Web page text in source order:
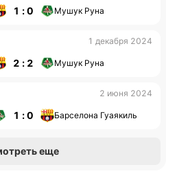
1 : 0 Мушук Руна
1 декабря 2024
2 : 2 Мушук Руна
2 июня 2024
1 : 0 Барселона Гуаякиль
еще